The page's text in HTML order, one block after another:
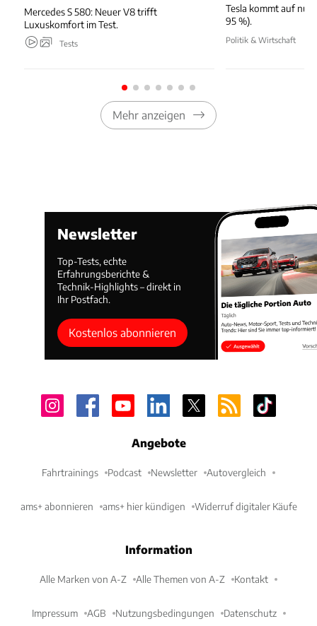
Mercedes S 580: Neuer V8 trifft
Luxuskomfort im Test.
Tests
Tesla kommt auf nur
95 %).
Politik & Wirtschaft
Mehr anzeigen
Newsletter
Top-Tests, echte
Erfahrungsberichte &
Technik-Highlights – direkt in
Ihr Postfach.
Kostenlos abonnieren
Angebote
Fahrtrainings Podcast Newsletter Autovergleich
ams+ abonnieren ams+ hier kündigen Widerruf digitaler Käufe
Information
Alle Marken von A-Z Alle Themen von A-Z Kontakt
Impressum AGB Nutzungsbedingungen Datenschutz